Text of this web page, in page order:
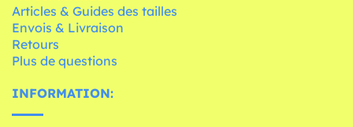
Articles & Guides des tailles
Envois & Livraison
Retours
Plus de questions
INFORMATION: